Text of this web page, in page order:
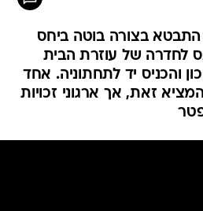
התבטא בצורה בוטה ביחס
לחדרה של עוזרת הבית
והכניס יד לתחתוניה. אחד
זאת, אך ארגוני זכויות